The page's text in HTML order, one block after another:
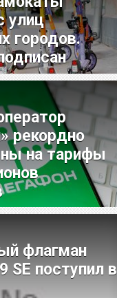
улиц
городов.
рекордно
на тарифы
флагман
SE поступил в